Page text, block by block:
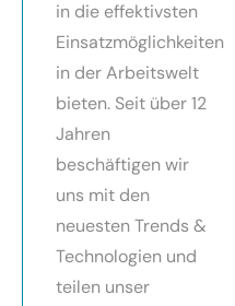
in die effektivsten
Einsatzmöglichkeiten
in der Arbeitswelt
bieten. Seit über 12
Jahren
beschäftigen wir
uns mit den
neuesten Trends &
Technologien und
teilen unser